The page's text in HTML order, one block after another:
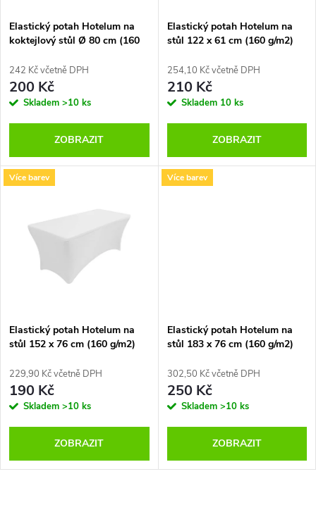
p
r
o
u
s
p
r
o
d
u
Elastický potah Hotelum na
koktejlový stůl Ø 80 cm (160
242 Kč včetně DPH
200 Kč
Skladem >10 ks
ZOBRAZIT
Elastický potah Hotelum na
stůl 122 x 61 cm (160 g/m2)
254,10 Kč včetně DPH
210 Kč
Skladem 10 ks
ZOBRAZIT
Více barev
Elastický potah Hotelum na
stůl 152 x 76 cm (160 g/m2)
229,90 Kč včetně DPH
190 Kč
Skladem >10 ks
ZOBRAZIT
Více barev
Elastický potah Hotelum na
stůl 183 x 76 cm (160 g/m2)
302,50 Kč včetně DPH
250 Kč
Skladem >10 ks
ZOBRAZIT